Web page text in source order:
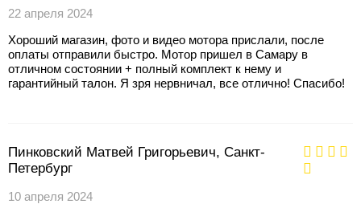
22 апреля 2024
Хороший магазин, фото и видео мотора прислали, после
оплаты отправили быстро. Мотор пришел в Самару в
отличном состоянии + полный комплект к нему и
гарантийный талон. Я зря нервничал, все отлично! Спасибо!
Пинковский Матвей Григорьевич, Санкт-
Петербург
10 апреля 2024